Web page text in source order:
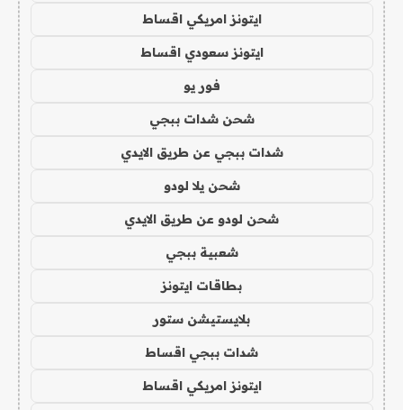
ايتونز امريكي اقساط
ايتونز سعودي اقساط
فور يو
شحن شدات ببجي
شدات ببجي عن طريق الايدي
شحن يلا لودو
شحن لودو عن طريق الايدي
شعبية ببجي
بطاقات ايتونز
بلايستيشن ستور
شدات ببجي اقساط
ايتونز امريكي اقساط